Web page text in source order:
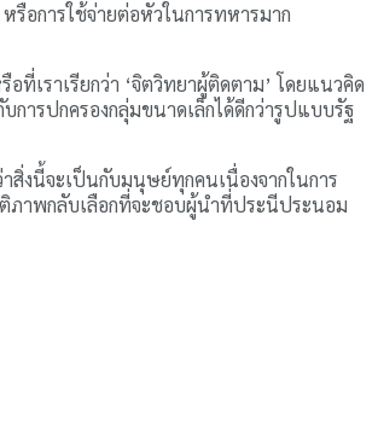
อการใช้จ่ายต่อหัวในการทหารมาก
เราเรียกว่า ‘จิตวิทยาผู้ติดตาม’ โดยแนวคิด
ารปกครองกลุ่มขนาดเล็กได้ดีกว่ารูปแบบรัฐ
งนี้จะเป็นกับมนุษย์ทุกคนเนื่องจากในการ
ภาพกลับเลือกที่จะชอบผู้นำที่ประนีประนอม